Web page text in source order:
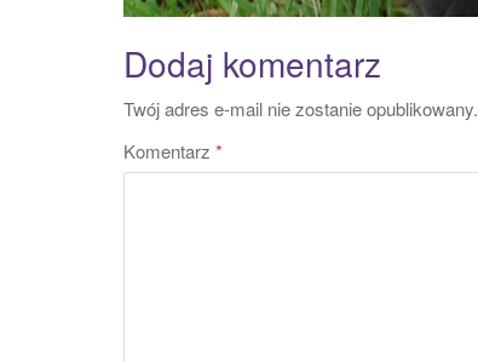
Dodaj komentarz
Twój adres e-mail nie zostanie opublikowany.
Komentarz *